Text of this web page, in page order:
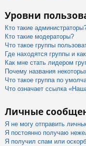
Уровни
Кто такие
Кто такие модераторы?
Что такое группы
Где находятся группы и
Как мне стать лидером
Почему названия
Что такое группа по
Что означает ссылка
Личные
Я не могу отправить
Я постоянно получаю
Я получил спам или